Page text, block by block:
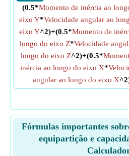
(0.5*Momento de inércia ao
eixo Y*Velocidade angular ao
eixo Y^2)+(0.5*Momento de
longo do eixo Z*Velocidade
longo do eixo Z^2)+(0.5*
inércia ao longo do eixo X*
angular ao longo do eixo X
Fórmulas importantes
equipartição e